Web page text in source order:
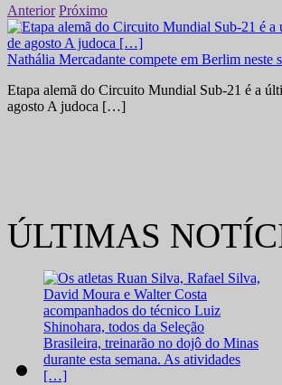
Anterior Próximo
Nathália Mercadante compete em Berlim neste
Etapa alemã do Circuito Mundial Sub-21 é a
agosto A judoca […]
ÚLTIMAS